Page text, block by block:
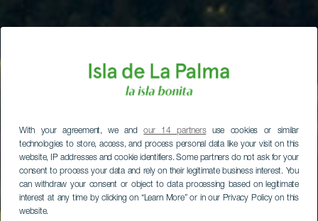
With your agreement, we andour 14 partnersuse cookies or similar
technologies to store, access, and process personal data like your visit on this
website, IP addresses and cookie identifiers. Some partners do not ask for your
consent to process your data and rely on their legitimate business interest. You
can withdraw your consent or object to data processing based on legitimate
interest at any time by clicking on “Learn More” or in our Privacy Policy on this
website.